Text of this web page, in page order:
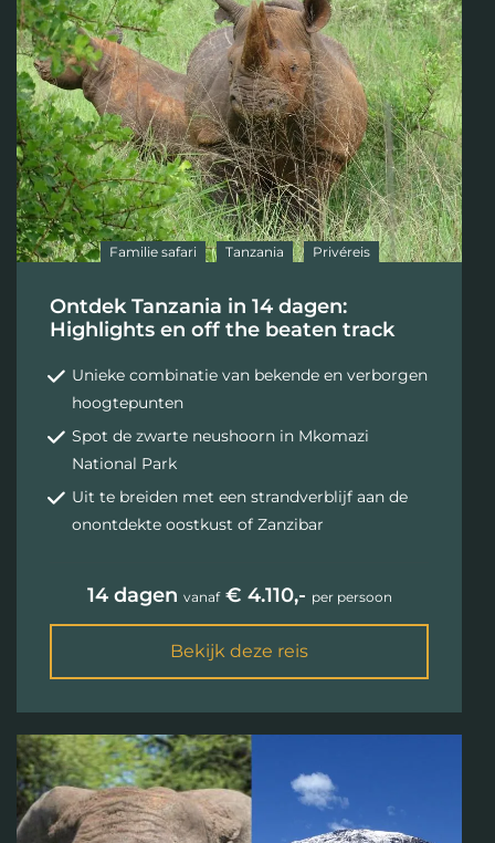
Familie safari Tanzania Privéreis
Ontdek Tanzania in 14 dagen:
Highlights en off the beaten track
Unieke combinatie van bekende en verborgen
hoogtepunten
Spot de zwarte neushoorn in Mkomazi
National Park
Uit te breiden met een strandverblijf aan de
onontdekte oostkust of Zanzibar
14 dagen vanaf€ 4.110,- per persoon
Bekijk deze reis